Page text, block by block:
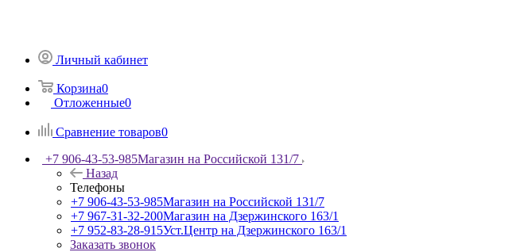
Личный кабинет
Корзина0
Отложенные0
Сравнение товаров0
+7 906-43-53-985Магазин на Российской 131/7
Назад
Телефоны
+7 906-43-53-985Магазин на Российской 131/7
+7 967-31-32-200Магазин на Дзержинского 163/1
+7 952-83-28-915Уст.Центр на Дзержинского 163/1
Заказать звонок